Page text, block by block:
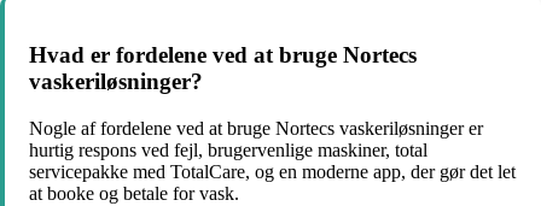
Hvad er fordelene ved at bruge Nortecs
vaskeriløsninger?
Nogle af fordelene ved at bruge Nortecs vaskeriløsninger er
hurtig respons ved fejl, brugervenlige maskiner, total
servicepakke med TotalCare, og en moderne app, der gør det let
at booke og betale for vask.